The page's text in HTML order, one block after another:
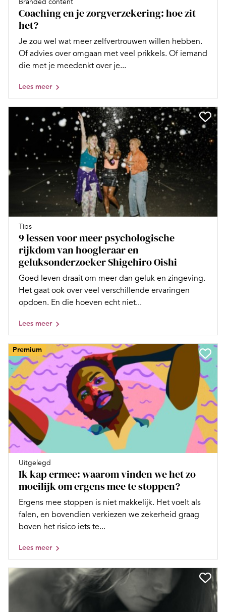
Branded content
Coaching en je zorgverzekering: hoe zit
het?
Je zou wel wat meer zelfvertrouwen willen hebben.
Of advies over omgaan met veel prikkels. Of iemand
die met je meedenkt over je...
Lees meer
Tips
9 lessen voor meer psychologische
rijkdom van hoogleraar en
geluksonderzoeker Shigehiro Oishi
Goed leven draait om meer dan geluk en zingeving.
Het gaat ook over veel verschillende ervaringen
opdoen. En die hoeven echt niet...
Lees meer
Premium
Uitgelegd
Ik kap ermee: waarom vinden we het zo
moeilijk om ergens mee te stoppen?
Ergens mee stoppen is niet makkelijk. Het voelt als
falen, en bovendien verkiezen we zekerheid graag
boven het risico iets te...
Lees meer